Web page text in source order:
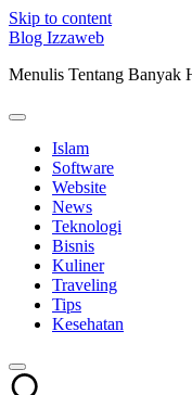
Skip to content
Blog Izzaweb
Menulis Tentang Banyak
Islam
Software
Website
News
Teknologi
Bisnis
Kuliner
Traveling
Tips
Kesehatan